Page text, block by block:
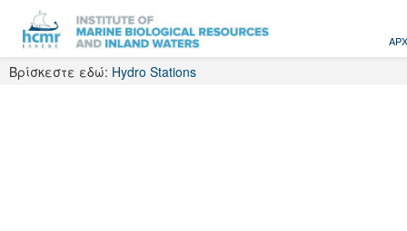
content
Βρίσκεστε εδώ: Hydro Stations